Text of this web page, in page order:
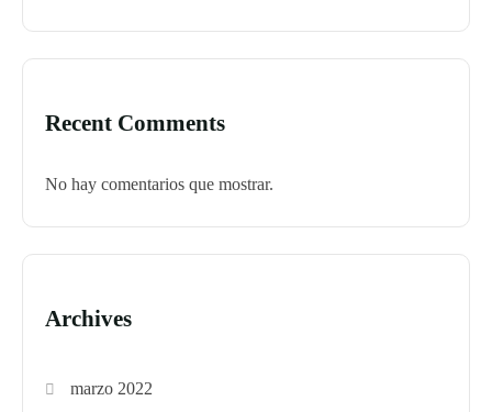
Recent Comments
No hay comentarios que mostrar.
Archives
marzo 2022